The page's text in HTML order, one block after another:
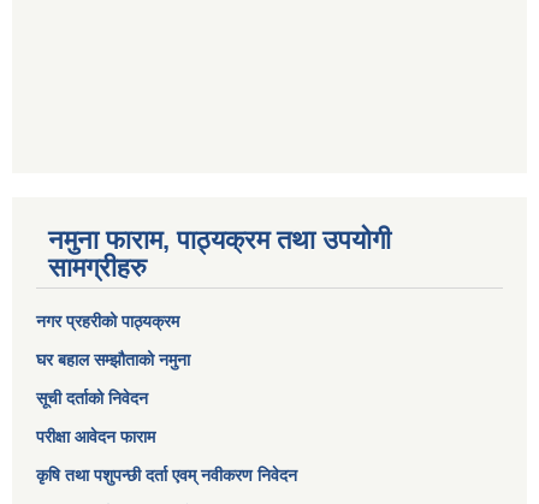
नमुना फाराम, पाठ्यक्रम तथा उपयोगी
सामग्रीहरु
नगर प्रहरीको पाठ्यक्रम
घर बहाल सम्झौताको नमुना
सूची दर्ताको निवेदन
परीक्षा आवेदन फाराम
कृषि तथा पशुपन्छी दर्ता एवम् नवीकरण निवेदन